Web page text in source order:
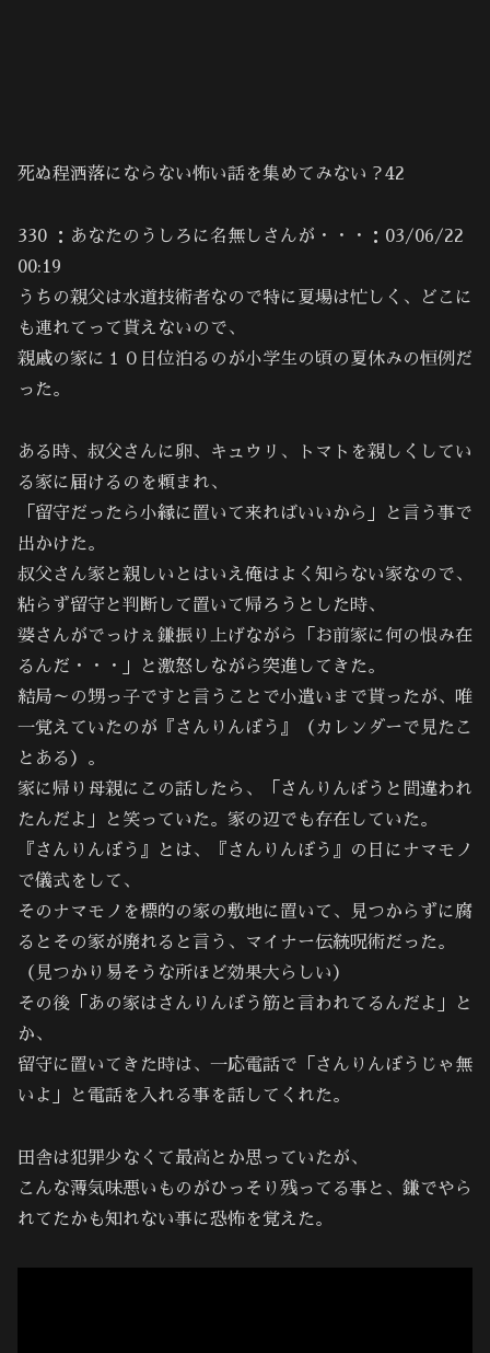
死ぬ程洒落にならない怖い話を集めてみない？42
330 ：あなたのうしろに名無しさんが・・・：03/06/22
00:19
うちの親父は水道技術者なので特に夏場は忙しく、どこに
も連れてって貰えないので、
親戚の家に１０日位泊るのが小学生の頃の夏休みの恒例だ
った。
ある時、叔父さんに卵、キュウリ、トマトを親しくしてい
る家に届けるのを頼まれ、
「留守だったら小縁に置いて来ればいいから」と言う事で
出かけた。
叔父さん家と親しいとはいえ俺はよく知らない家なので、
粘らず留守と判断して置いて帰ろうとした時、
婆さんがでっけぇ鎌振り上げながら「お前家に何の恨み在
るんだ・・・」と激怒しながら突進してきた。
結局～の甥っ子ですと言うことで小遣いまで貰ったが、唯
一覚えていたのが『さんりんぼう』（カレンダーで見たこ
とある）。
家に帰り母親にこの話したら、「さんりんぼうと間違われ
たんだよ」と笑っていた。家の辺でも存在していた。
『さんりんぼう』とは、『さんりんぼう』の日にナマモノ
で儀式をして、
そのナマモノを標的の家の敷地に置いて、見つからずに腐
るとその家が廃れると言う、マイナー伝統呪術だった。
（見つかり易そうな所ほど効果大らしい）
その後「あの家はさんりんぼう筋と言われてるんだよ」と
か、
留守に置いてきた時は、一応電話で「さんりんぼうじゃ無
いよ」と電話を入れる事を話してくれた。
田舎は犯罪少なくて最高とか思っていたが、
こんな薄気味悪いものがひっそり残ってる事と、鎌でやら
れてたかも知れない事に恐怖を覚えた。